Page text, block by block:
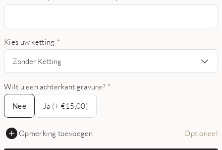
Kies uw ketting *
Zonder Ketting
Wilt u een achterkant gravure? *
Nee
Nee
Ja (+ €15,00)
Opmerking toevoegen Optioneel